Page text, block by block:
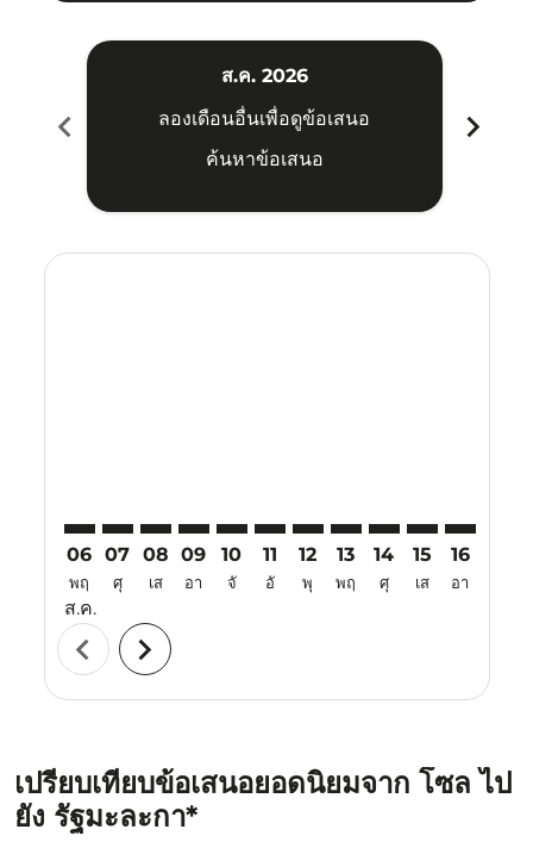
chevron_left
ส.ค. 2026
ลองเดือนอื่นเพื่อดูข้อเสนอ
ค้นหาข้อเสนอ
chevron_right
06
พฤ
ส.ค.
07
ศุ
08
เส
09
อา
10
จั
11
อั
12
พุ
13
พฤ
14
ศุ
15
เส
16
อา
chevron_left chevron_right
เปรียบเทียบข้อเสนอยอดนิยมจาก โซล ไป
ยัง รัฐมะละกา*